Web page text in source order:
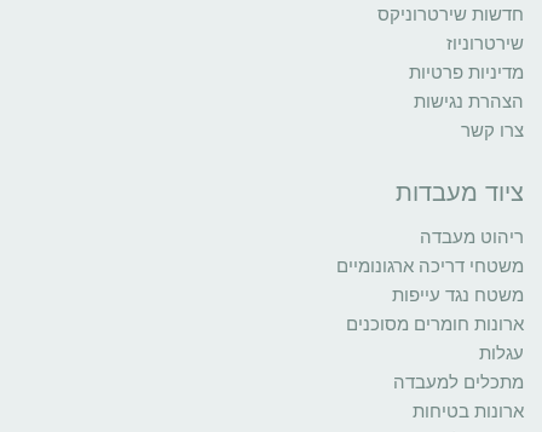
חדשות שירטרוניקס
שירטרוניוז
מדיניות פרטיות
הצהרת נגישות
צרו קשר
ציוד מעבדות
ריהוט מעבדה
משטחי דריכה ארגונומיים
משטח נגד עייפות
ארונות חומרים מסוכנים
עגלות
מתכלים למעבדה
ארונות בטיחות